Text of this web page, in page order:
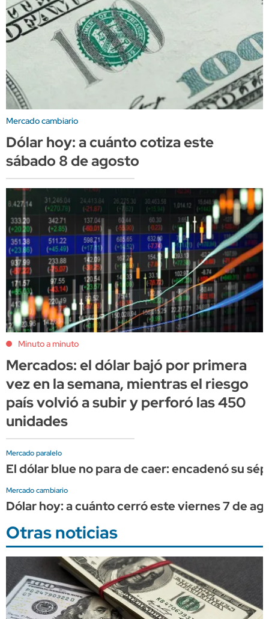
Mercado cambiario
Dólar hoy: a cuánto cotiza este
sábado 8 de agosto
Minuto a minuto
Mercados: el dólar bajó por primera
vez en la semana, mientras el riesgo
país volvió a subir y perforó las 450
unidades
Mercado paralelo
El dólar blue no para de caer: encadenó su
Mercado cambiario
Dólar hoy: a cuánto cerró este viernes 7 de
Otras noticias